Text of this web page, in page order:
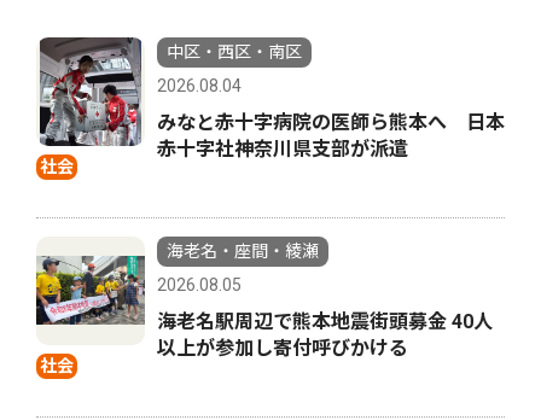
社会
中区・西区・南区
2026.08.04
みなと赤十字病院の医師ら熊本へ 日本
赤十字社神奈川県支部が派遣
社会
海老名・座間・綾瀬
2026.08.05
海老名駅周辺で熊本地震街頭募金 40人
以上が参加し寄付呼びかける